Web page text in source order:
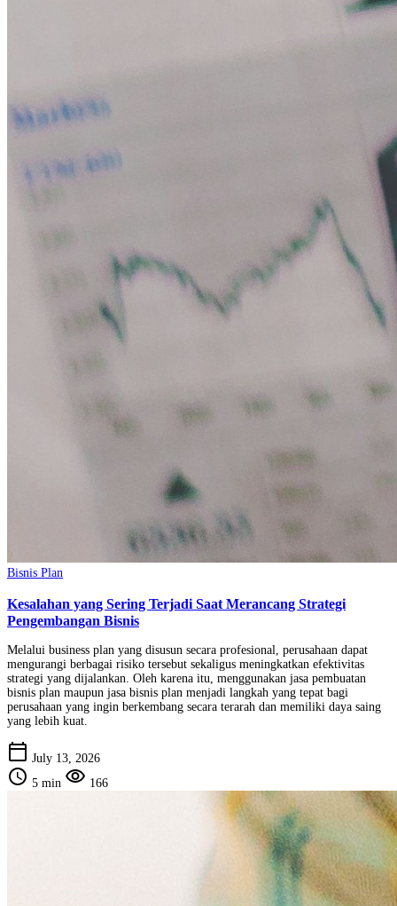
Bisnis Plan
Kesalahan yang Sering Terjadi Saat Merancang Strategi
Pengembangan Bisnis
Melalui business plan yang disusun secara profesional, perusahaan dapat
mengurangi berbagai risiko tersebut sekaligus meningkatkan efektivitas
strategi yang dijalankan. Oleh karena itu, menggunakan jasa pembuatan
bisnis plan maupun jasa bisnis plan menjadi langkah yang tepat bagi
perusahaan yang ingin berkembang secara terarah dan memiliki daya saing
yang lebih kuat.
calendar_today July 13, 2026
schedule 5 min visibility 166